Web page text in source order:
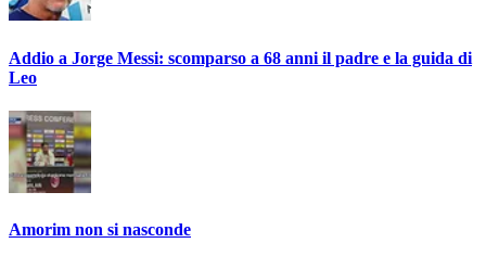
Addio a Jorge Messi: scomparso a 68 anni il padre e la guida di
Leo
Amorim non si nasconde